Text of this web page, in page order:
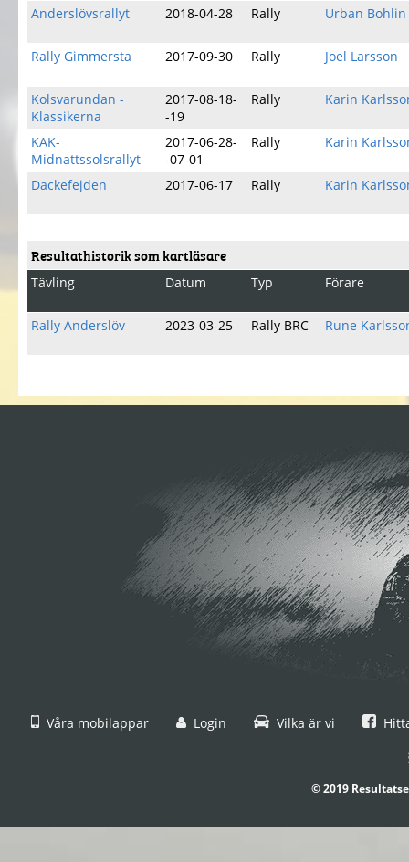
Anderslövsrallyt 2018-04-28 Rally Urban Bohlin
Rally Gimmersta 2017-09-30 Rally Joel Larsson
Kolsvarundan -
Klassikerna
2017-08-18-
-19
Rally Karin
KAK-
Midnattssolsrallyt
2017-06-28-
-07-01
Rally Karin
Dackefejden 2017-06-17 Rally Karin
Resultathistorik som kartläsare
Tävling Datum Typ Förare
Rally Anderslöv 2023-03-25 Rally BRC Rune
Våra mobilappar Login Vilka är vi
© 2019